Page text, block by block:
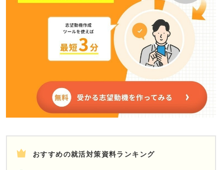
おすすめの就活対策資料ランキング